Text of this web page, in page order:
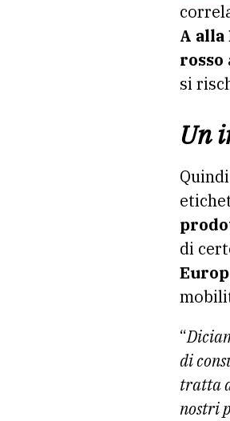
A alla
rosso
si
Un
di
“
di
tratta
nostri